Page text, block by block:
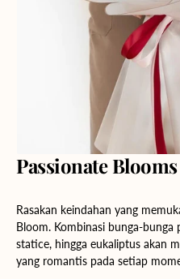
Passionate Blooms
Rasakan keindahan yang
Bloom. Kombinasi bunga-bunga
statice, hingga eukaliptus akan
yang romantis pada setiap